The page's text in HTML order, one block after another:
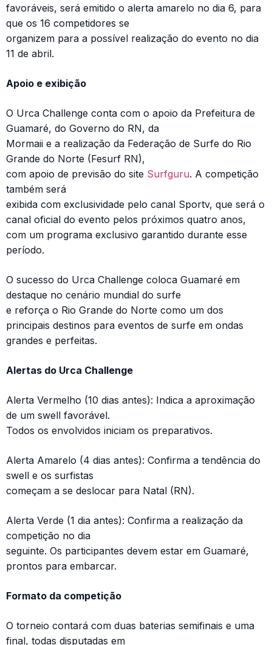
favoráveis, será emitido o alerta amarelo no dia 6, para
que os 16 competidores se
organizem para a possível realização do evento no dia
11 de abril.
Apoio e exibição
O Urca Challenge conta com o apoio da Prefeitura de
Guamaré, do Governo do RN, da
Mormaii e a realização da Federação de Surfe do Rio
Grande do Norte (Fesurf RN),
com apoio de previsão do site Surfguru. A competição
também será
exibida com exclusividade pelo canal Sportv, que será o
canal oficial do evento pelos próximos quatro anos,
com um programa exclusivo garantido durante esse
período.
O sucesso do Urca Challenge coloca Guamaré em
destaque no cenário mundial do surfe
e reforça o Rio Grande do Norte como um dos
principais destinos para eventos de surfe em ondas
grandes e perfeitas.
Alertas do Urca Challenge
Alerta Vermelho (10 dias antes): Indica a aproximação
de um swell favorável.
Todos os envolvidos iniciam os preparativos.
Alerta Amarelo (4 dias antes): Confirma a tendência do
swell e os surfistas
começam a se deslocar para Natal (RN).
Alerta Verde (1 dia antes): Confirma a realização da
competição no dia
seguinte. Os participantes devem estar em Guamaré,
prontos para embarcar.
Formato da competição
O torneio contará com duas baterias semifinais e uma
final, todas disputadas em